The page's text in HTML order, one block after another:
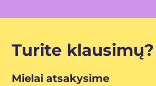
Turite klausimų?
Mielai atsakysime